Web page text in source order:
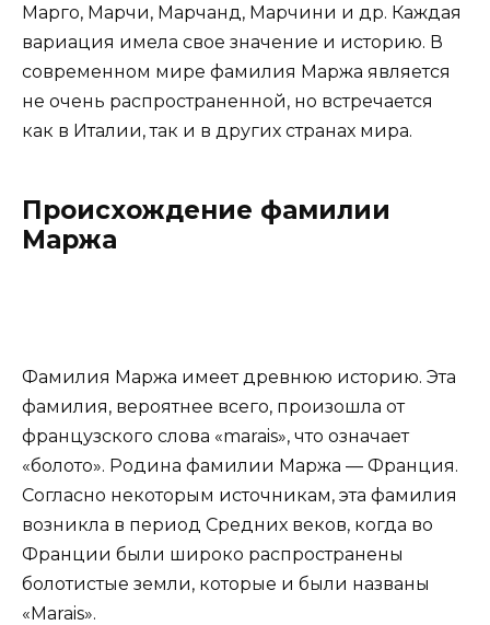
Марго, Марчи, Марчанд, Марчини и др. Каждая
вариация имела свое значение и историю. В
современном мире фамилия Маржа является
не очень распространенной, но встречается
как в Италии, так и в других странах мира.
Происхождение фамилии
Маржа
Фамилия Маржа имеет древнюю историю. Эта
фамилия, вероятнее всего, произошла от
французского слова «marais», что означает
«болото». Родина фамилии Маржа — Франция.
Согласно некоторым источникам, эта фамилия
возникла в период Средних веков, когда во
Франции были широко распространены
болотистые земли, которые и были названы
«Marais».